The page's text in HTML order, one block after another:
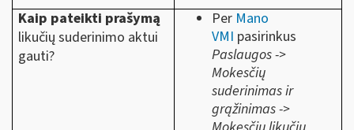
Kaip pateikti prašymą
likučių suderinimo aktui
gauti?
Per Mano
VMI pasirinkus
Paslaugos ->
Mokesčių
suderinimas ir
grąžinimas ->